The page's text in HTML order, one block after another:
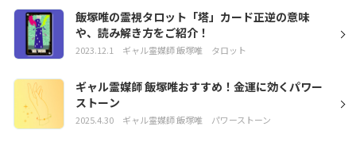
飯塚唯の霊視タロット「塔」カード正逆の意味
や、読み解き方をご紹介！
2023.12.1 ギャル霊媒師 飯塚唯 タロット
ギャル霊媒師 飯塚唯おすすめ！金運に効くパワー
ストーン
2025.4.30 ギャル霊媒師 飯塚唯 パワーストーン